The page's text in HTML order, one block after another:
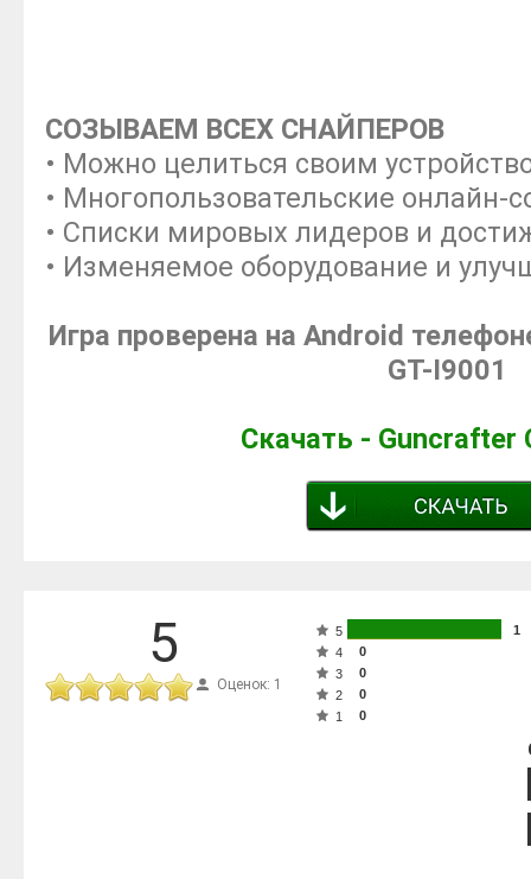
СОЗЫВАЕМ ВСЕХ СНАЙПЕРОВ
• Можно целиться своим
• Многопользовательские онлайн-
• Списки мировых лидеров и
• Изменяемое оборудование и
Игра проверена на Android
GT-I9001
Скачать - Guncrafter
5
Оценок: 1
5
1
4
0
3
0
2
0
1
0